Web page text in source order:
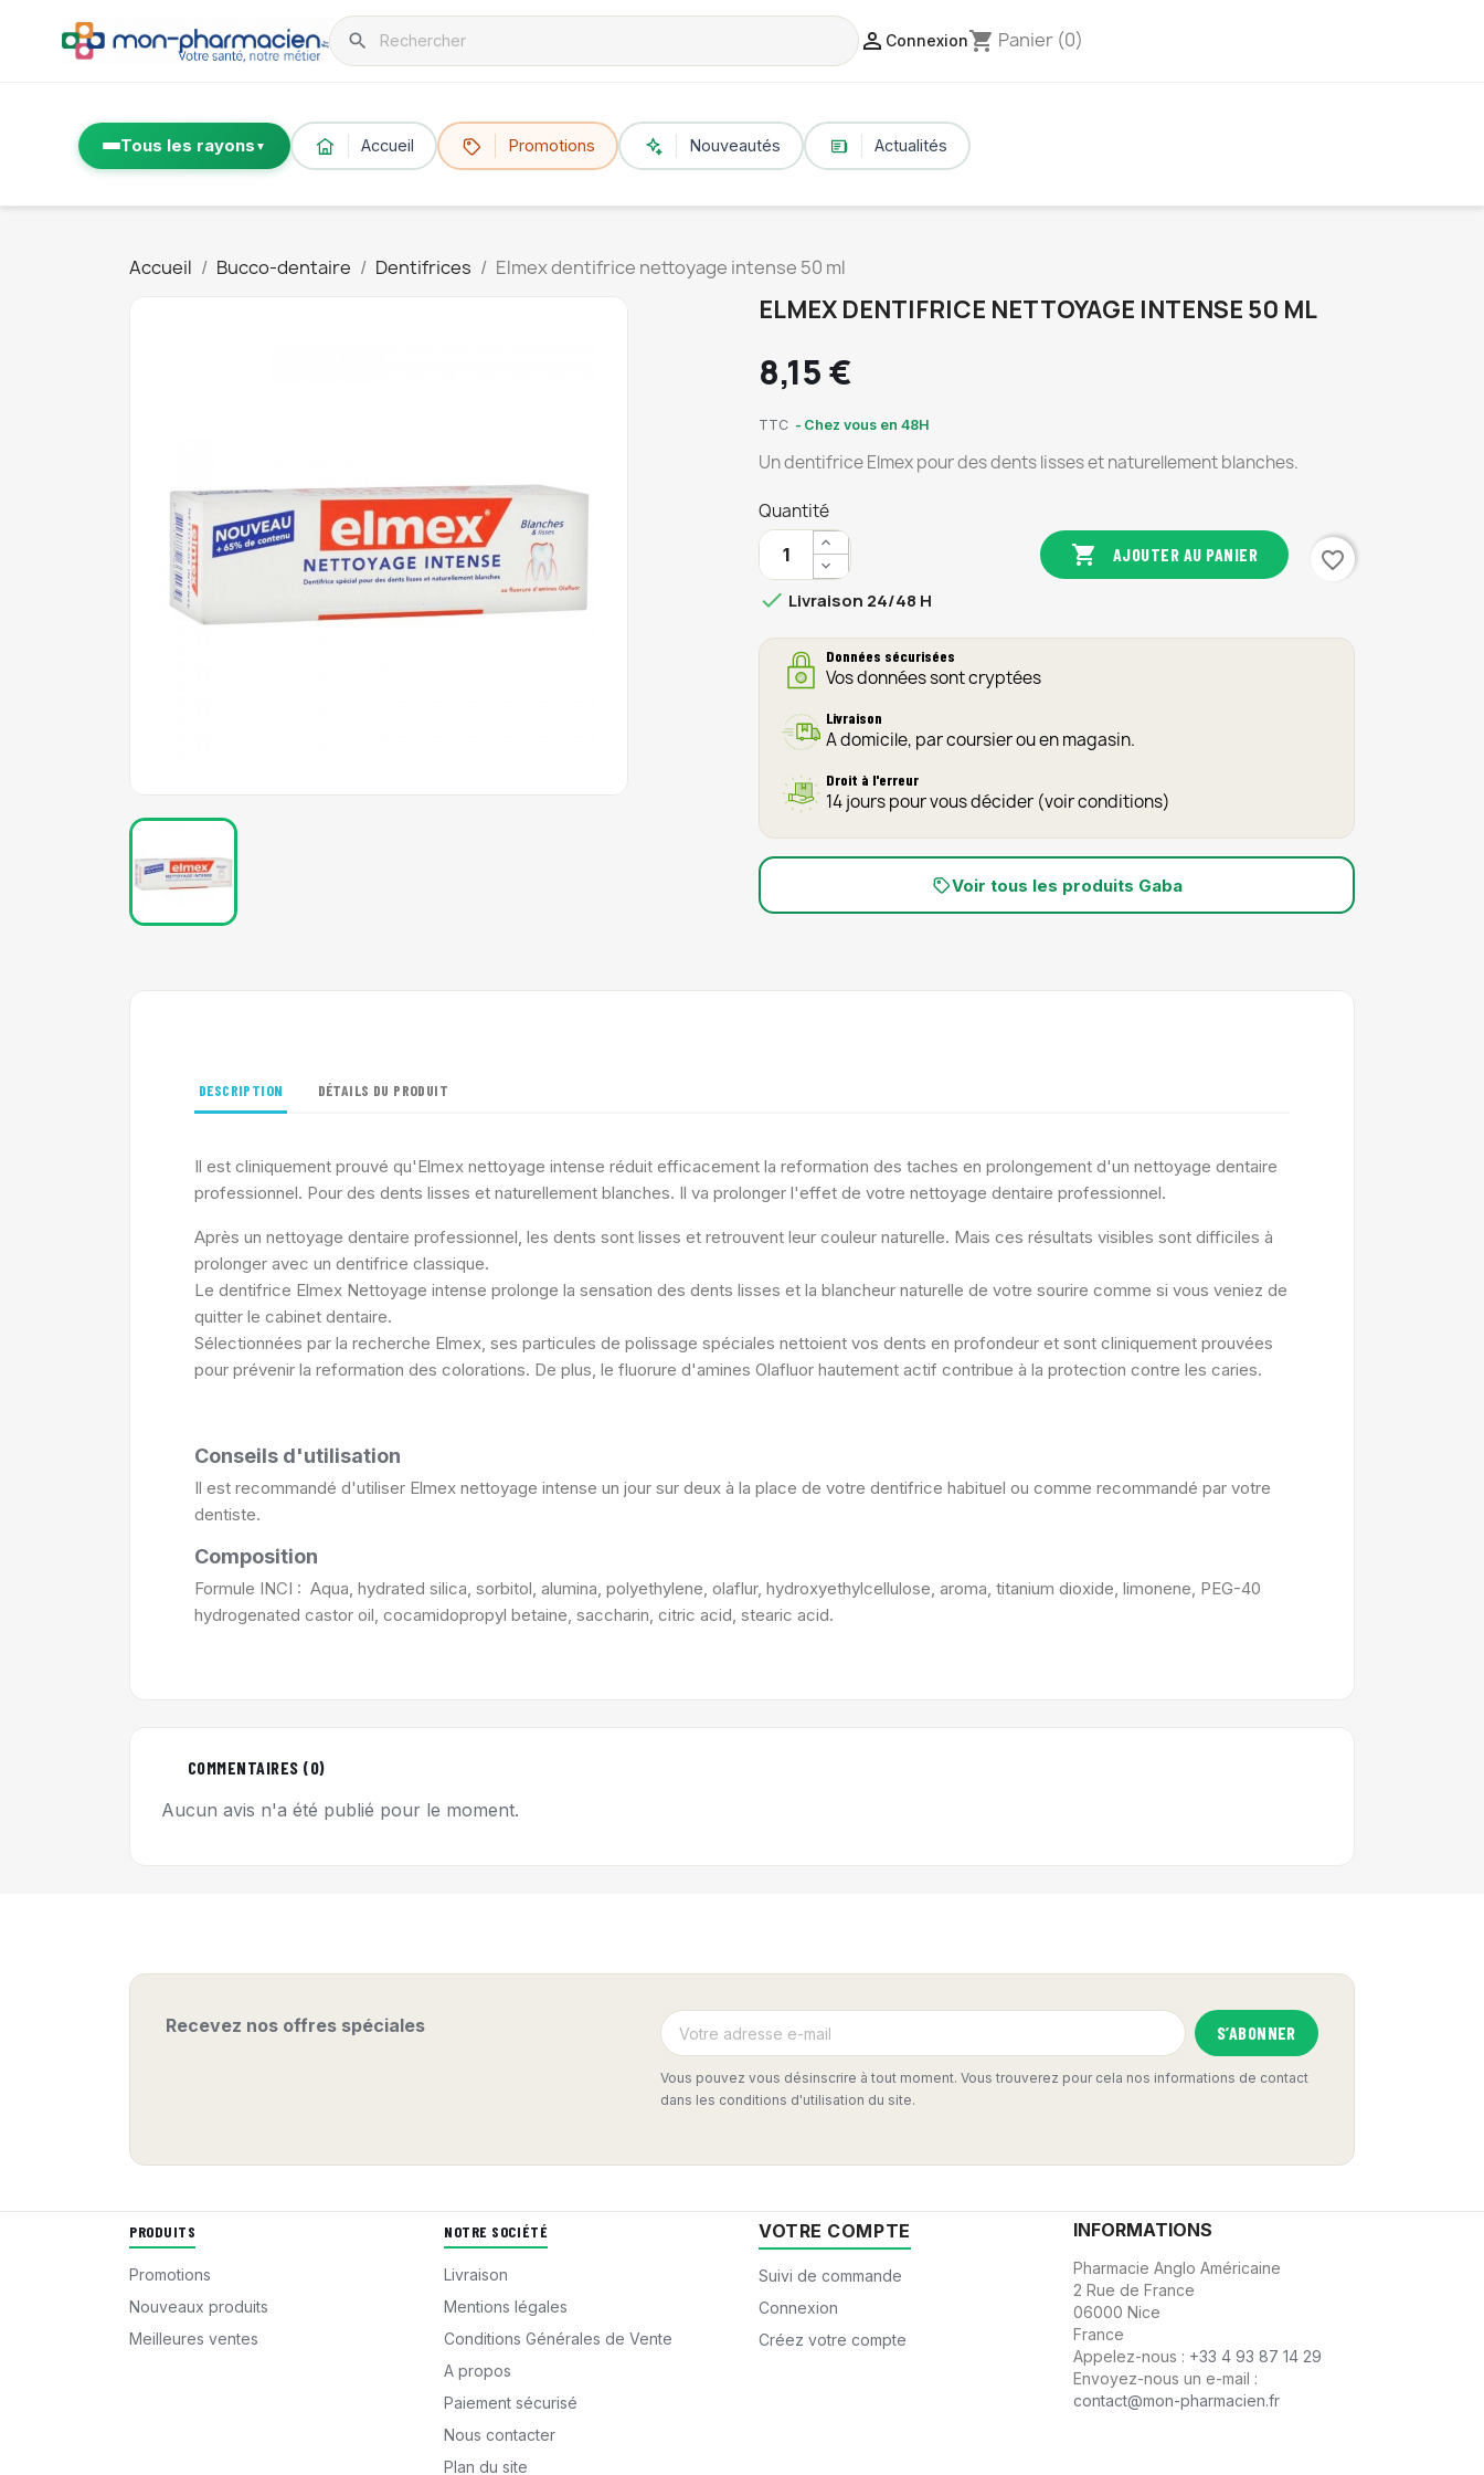
search  Connexionshopping_cart Panier (0)
Tous les rayons ▼ Accueil Promotions Nouveautés Actualités
Accueil Bucco-dentaire Dentifrices Elmex dentifrice nettoyage intense 50 ml
ELMEX DENTIFRICE NETTOYAGE INTENSE 50 ML
8,15 €
TTC Chez vous en 48H
Un dentifrice Elmex pour des dents lisses et naturellement blanches.
Quantité
 AJOUTER AU PANIER
favorite_border
 Livraison 24/48 H
Données sécurisées
Vos données sont cryptées
Livraison
A domicile, par coursier ou en magasin.
Droit à l'erreur
14 jours pour vous décider (voir conditions)
Voir tous les produits Gaba
DESCRIPTION DÉTAILS DU PRODUIT
Il est cliniquement prouvé qu'Elmex nettoyage intense réduit efficacement la reformation des taches en prolongement d'un nettoyage dentaire
professionnel. Pour des dents lisses et naturellement blanches. Il va prolonger l'effet de votre nettoyage dentaire professionnel.
Après un nettoyage dentaire professionnel, les dents sont lisses et retrouvent leur couleur naturelle. Mais ces résultats visibles sont difficiles à
prolonger avec un dentifrice classique.
Le dentifrice Elmex Nettoyage intense prolonge la sensation des dents lisses et la blancheur naturelle de votre sourire comme si vous veniez de
quitter le cabinet dentaire.
Sélectionnées par la recherche Elmex, ses particules de polissage spéciales nettoient vos dents en profondeur et sont cliniquement prouvées
pour prévenir la reformation des colorations. De plus, le fluorure d'amines Olafluor hautement actif contribue à la protection contre les caries.
Conseils d'utilisation
Il est recommandé d'utiliser Elmex nettoyage intense un jour sur deux à la place de votre dentifrice habituel ou comme recommandé par votre
dentiste.
Composition
Formule INCI : Aqua, hydrated silica, sorbitol, alumina, polyethylene, olaflur, hydroxyethylcellulose, aroma, titanium dioxide, limonene, PEG-40
hydrogenated castor oil, cocamidopropyl betaine, saccharin, citric acid, stearic acid.
COMMENTAIRES (0)
Aucun avis n'a été publié pour le moment.
Recevez nos offres spéciales
Vous pouvez vous désinscrire à tout moment. Vous trouverez pour cela nos informations de contact
dans les conditions d'utilisation du site.
PRODUITS
Promotions
Nouveaux produits
Meilleures ventes
NOTRE SOCIÉTÉ
Livraison
Mentions légales
Conditions Générales de Vente
A propos
Paiement sécurisé
Nous contacter
Plan du site
VOTRE COMPTE
Suivi de commande
Connexion
Créez votre compte
INFORMATIONS
Pharmacie Anglo Américaine
2 Rue de France
06000 Nice
France
Appelez-nous : +33 4 93 87 14 29
Envoyez-nous un e-mail :
contact@mon-pharmacien.fr